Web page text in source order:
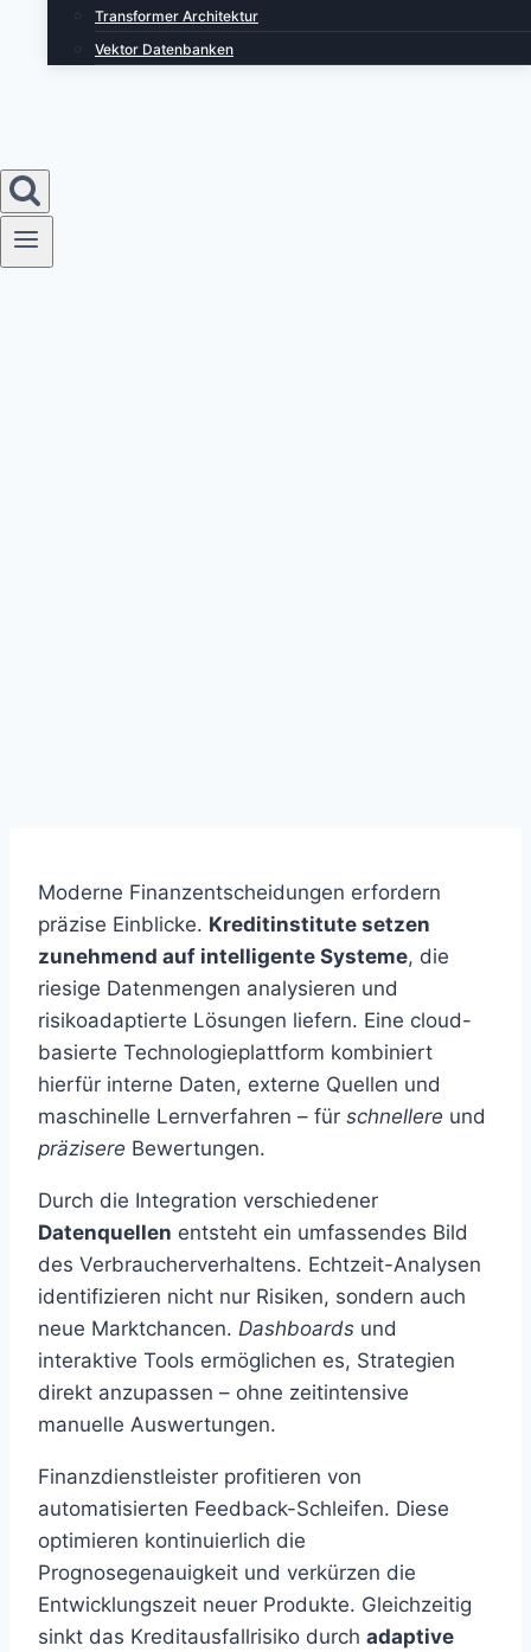
Transformer Architektur
Vektor Datenbanken
Moderne Finanzentscheidungen erfordern
präzise Einblicke. Kreditinstitute setzen
zunehmend auf intelligente Systeme, die
riesige Datenmengen analysieren und
risikoadaptierte Lösungen liefern. Eine cloud-
basierte Technologieplattform kombiniert
hierfür interne Daten, externe Quellen und
maschinelle Lernverfahren – für schnellere und
präzisere Bewertungen.
Durch die Integration verschiedener
Datenquellen entsteht ein umfassendes Bild
des Verbraucherverhaltens. Echtzeit-Analysen
identifizieren nicht nur Risiken, sondern auch
neue Marktchancen. Dashboards und
interaktive Tools ermöglichen es, Strategien
direkt anzupassen – ohne zeitintensive
manuelle Auswertungen.
Finanzdienstleister profitieren von
automatisierten Feedback-Schleifen. Diese
optimieren kontinuierlich die
Prognosegenauigkeit und verkürzen die
Entwicklungszeit neuer Produkte. Gleichzeitig
sinkt das Kreditausfallrisiko durch adaptive